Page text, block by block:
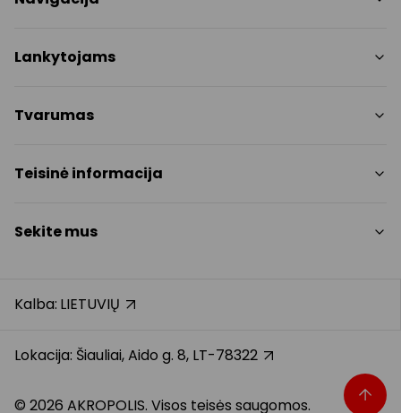
Paslaugos
Pramogos
Lankytojams
Nemokami patogumai
Kontaktai
Dovanų kortelė
Atsiliepimai
Tvarumas
Tvarumo ataskaita
Teisinė informacija
Slapukų politika
Dovanų kortelės bendrosios taisyklės
Klientų aptarnavimo standartas
Sekite mus
Facebook
TikTok
Kalba: LIETUVIŲ
Lokacija: Šiauliai, Aido g. 8, LT-78322
© 2026 AKROPOLIS. Visos teisės saugomos.